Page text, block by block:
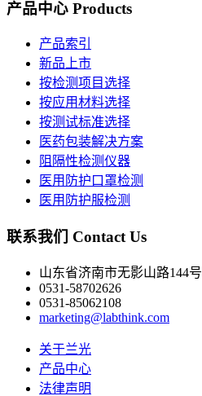
产品中心 Products
产品索引
新品上市
按检测项目选择
按应用材料选择
按测试标准选择
医药包装解决方案
阻隔性检测仪器
医用防护口罩检测
医用防护服检测
联系我们 Contact Us
山东省济南市无影山路144号
0531-58702626
0531-85062108
marketing@labthink.com
关于兰光
产品中心
法律声明